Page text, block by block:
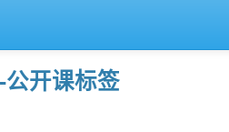
公开课标签